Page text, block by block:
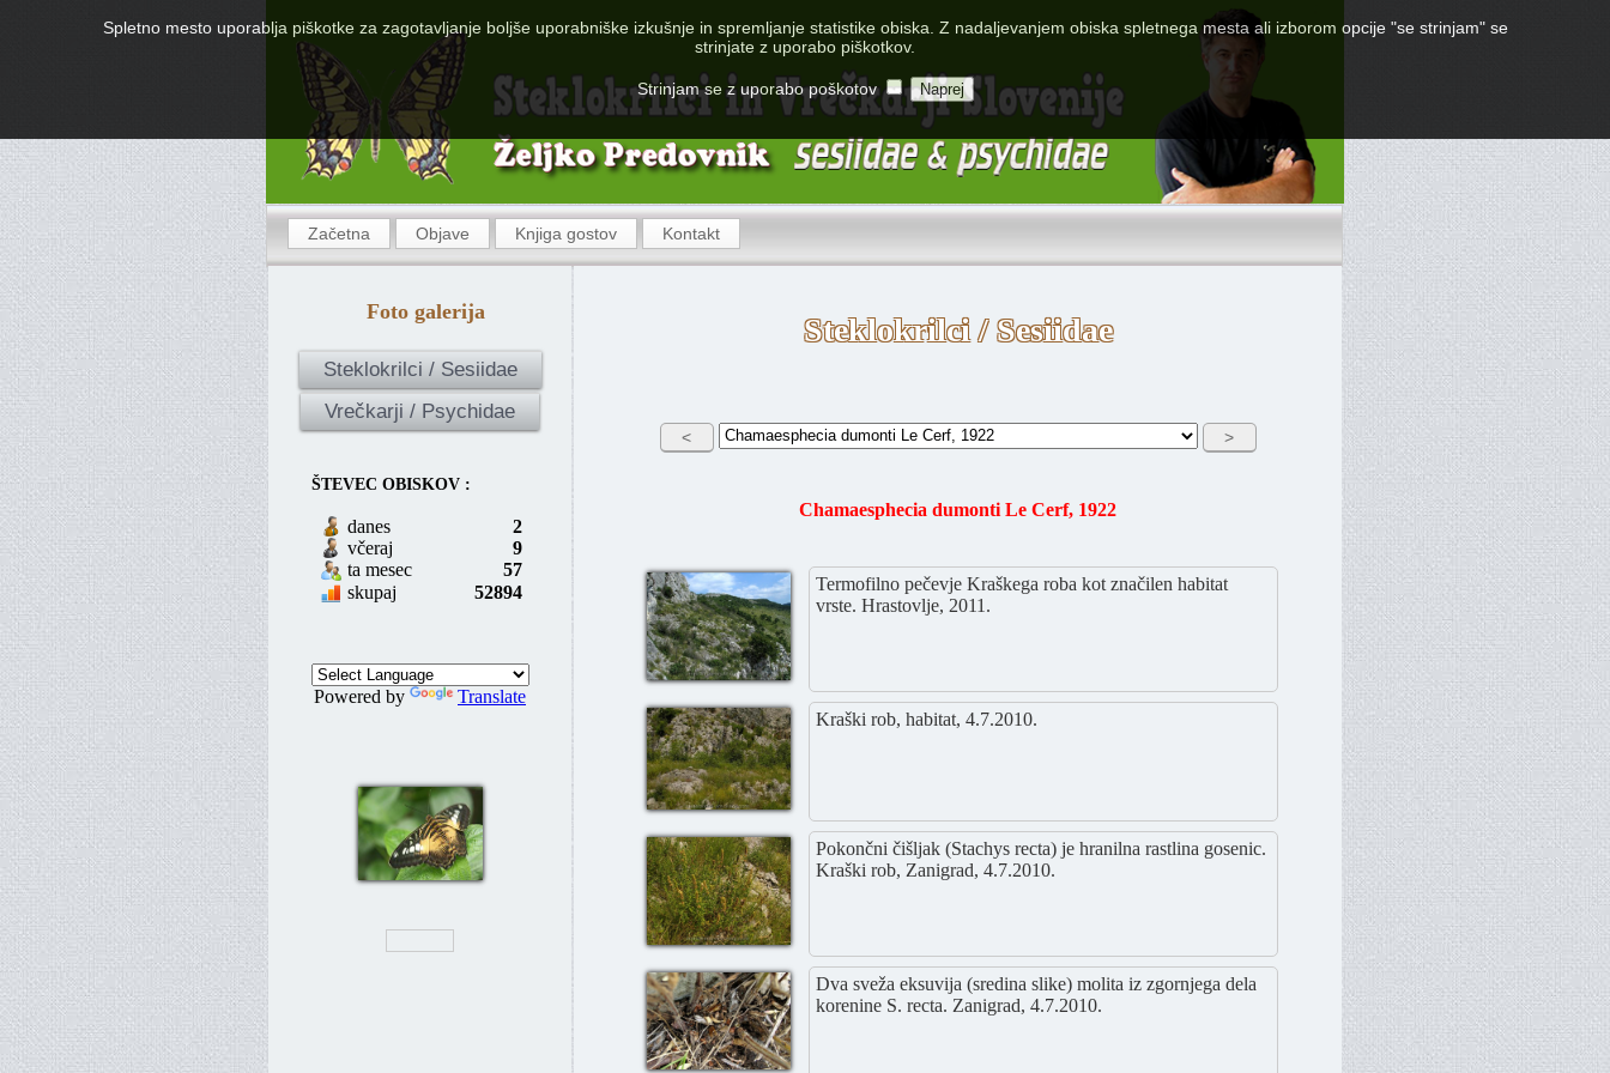
Začetna Objave Knjiga gostov Kontakt
Foto galerija
Steklokrilci / Sesiidae
Vrečkarji / Psychidae
ŠTEVEC OBISKOV :
danes
2
včeraj
9
ta mesec
57
skupaj
52894
Powered by Translate
Steklokrilci / Sesiidae
Chamaesphecia dumonti Le Cerf, 1922
Termofilno pečevje Kraškega roba kot značilen habitat
vrste. Hrastovlje, 2011.
Kraški rob, habitat, 4.7.2010.
Pokončni čišljak (Stachys recta) je hranilna rastlina gosenic.
Kraški rob, Zanigrad, 4.7.2010.
Dva sveža eksuvija (sredina slike) molita iz zgornjega dela
korenine S. recta. Zanigrad, 4.7.2010.
@ 2013-2014 Rimassoft |rimassoft1@gmail.com
Spletno mesto uporablja piškotke za zagotavljanje boljše uporabniške izkušnje in spremljanje statistike obiska. Z nadaljevanjem obiska spletnega mesta ali izborom opcije "se strinjam" se
strinjate z uporabo piškotkov.
Strinjam se z uporabo poškotov